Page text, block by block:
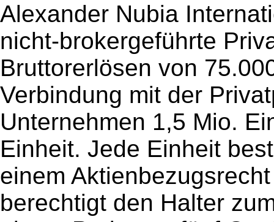
Alexander Nubia
nicht-brokergeführte
Bruttorerlösen von
Verbindung mit der
Unternehmen 1,5 Mio.
Einheit. Jede Einheit
einem
berechtigt den Halter